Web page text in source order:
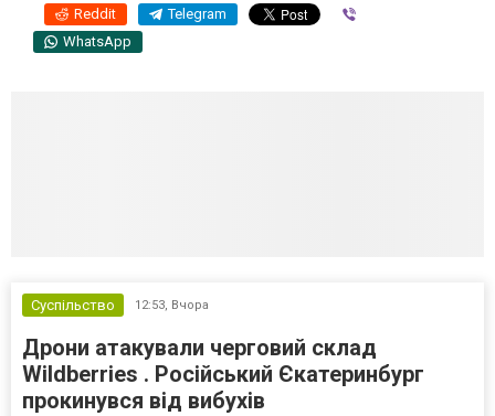
Reddit Telegram
WhatsApp
Суспільство 12:53, Вчора
Дрони атакували черговий склад
Wildberries . Російський Єкатеринбург
прокинувся від вибухів